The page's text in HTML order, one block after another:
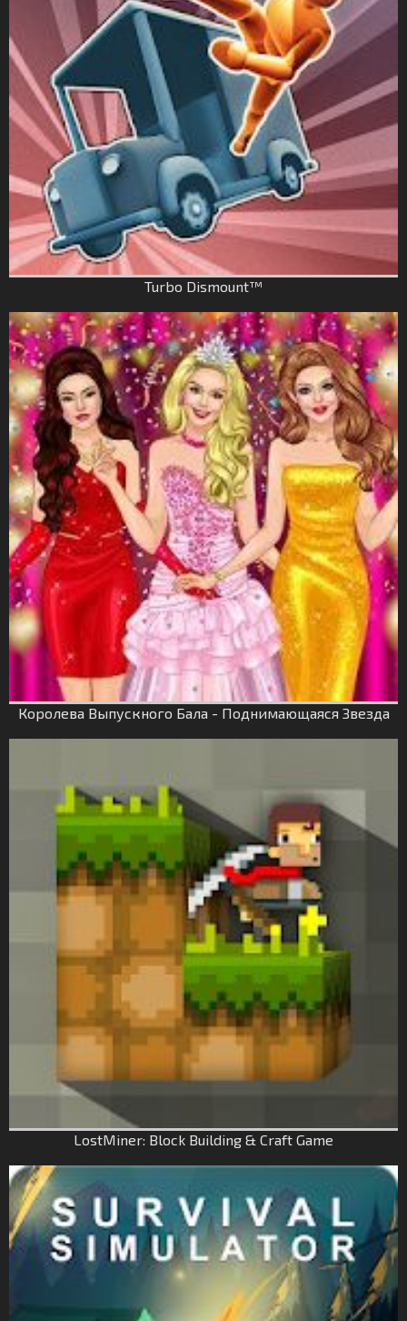
Turbo Dismount™
Королева Выпускного Бала - Поднимающаяся Звезда
LostMiner: Block Building & Craft Game